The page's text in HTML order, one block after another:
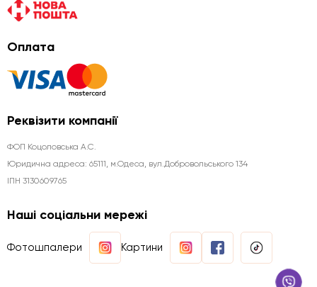
Оплата
Реквізити компанії
ФОП Коцоловська А.С.
Юридична aдреса: 65111, м.Одеса, вул.Добровольського 134
ІПН 3130609765
Наші соціальни мережі
Фотошпалери Картини